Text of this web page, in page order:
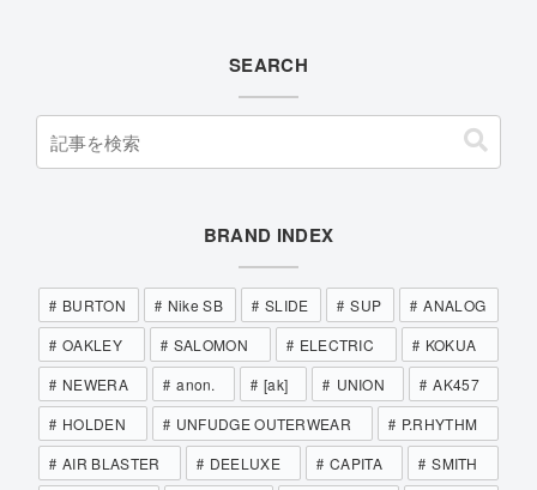
SEARCH
BRAND INDEX
BURTON Nike SB SLIDE SUP
ANALOG
OAKLEY
SALOMON ELECTRIC
KOKUA
NEWERA
anon. [ak] UNION
AK457
HOLDEN
UNFUDGE OUTERWEAR
P.RHYTHM
AIR BLASTER
DEELUXE CAPITA
SMITH